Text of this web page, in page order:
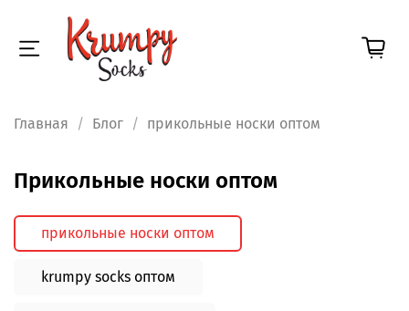
Главная Блог прикольные носки оптом
прикольные носки оптом
прикольные носки оптом
krumpy socks оптом